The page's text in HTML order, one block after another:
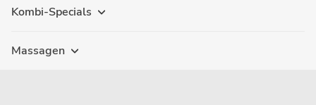
Kombi-Specials
Massagen